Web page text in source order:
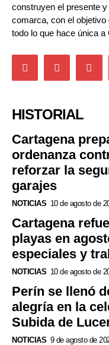
construyen el presente
comarca, con el
todo lo que hace única
HISTORIAL
Cartagena
ordenanza
reforzar la
garajes
NOTICIAS 10 de agosto de
Cartagena
playas en
especiales y
NOTICIAS 10 de agosto de
Perín se llenó
alegría en la
Subida de
NOTICIAS 9 de agosto de